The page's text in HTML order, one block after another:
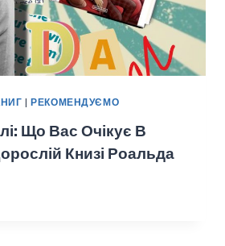
|РЕКОМЕНДУЄМО
Що Вас Очікує В
Книзі Роальда